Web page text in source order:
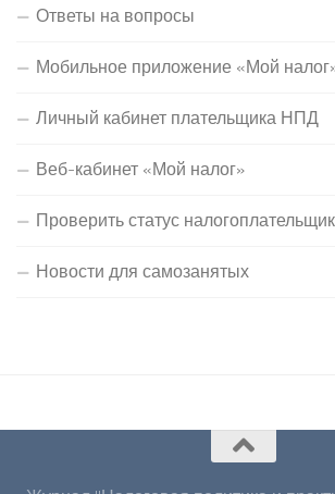
Ответы на вопросы
Мобильное приложение «Мой
Личный кабинет плательщика НПД
Веб-кабинет «Мой налог»
Проверить статус
Новости для самозанятых